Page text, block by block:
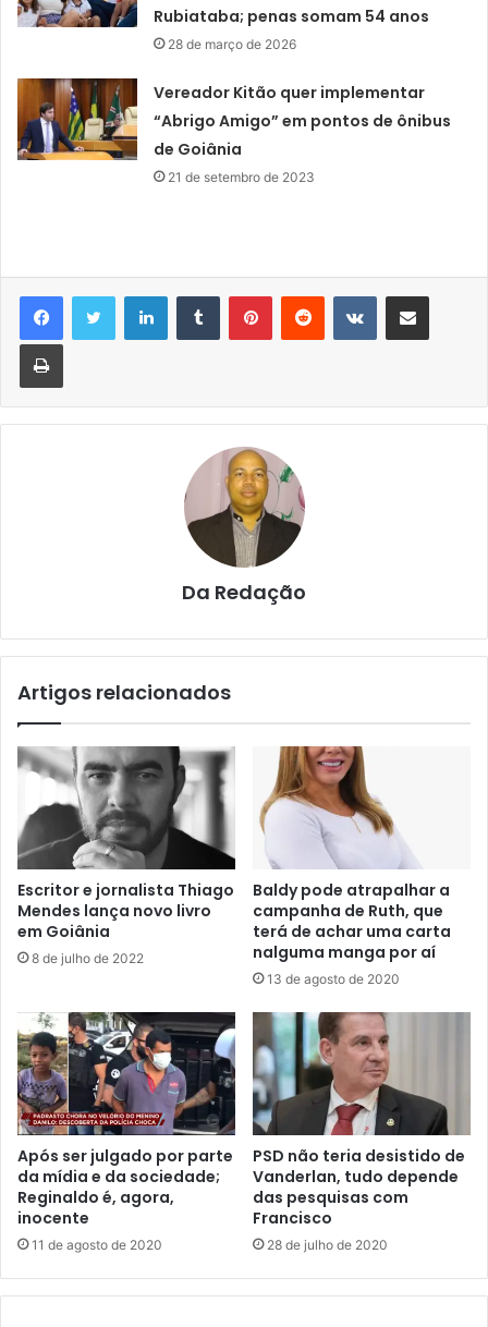
Rubiataba; penas somam 54 anos
28 de março de 2026
Vereador Kitão quer implementar
“Abrigo Amigo” em pontos de ônibus
de Goiânia
21 de setembro de 2023
LinkedinTumblr PinterestReddit VK Compartilhar via e-mail
Imprimir
Da Redação
Artigos relacionados
Escritor e jornalista Thiago
Mendes lança novo livro
em Goiânia
8 de julho de 2022
Baldy pode atrapalhar a
campanha de Ruth, que
terá de achar uma carta
nalguma manga por aí
13 de agosto de 2020
Após ser julgado por parte
da mídia e da sociedade;
Reginaldo é, agora,
inocente
11 de agosto de 2020
PSD não teria desistido de
Vanderlan, tudo depende
das pesquisas com
Francisco
28 de julho de 2020